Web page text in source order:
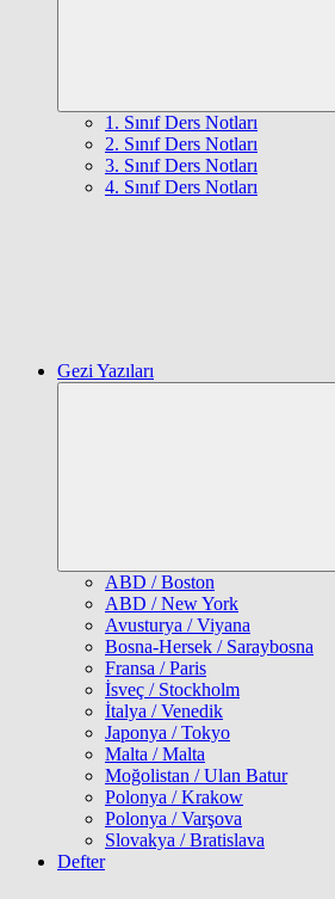
1. Sınıf Ders Notları
2. Sınıf Ders Notları
3. Sınıf Ders Notları
4. Sınıf Ders Notları
Gezi Yazıları
ABD / Boston
ABD / New York
Avusturya / Viyana
Bosna-Hersek / Saraybosna
Fransa / Paris
İsveç / Stockholm
İtalya / Venedik
Japonya / Tokyo
Malta / Malta
Moğolistan / Ulan Batur
Polonya / Krakow
Polonya / Varşova
Slovakya / Bratislava
Defter